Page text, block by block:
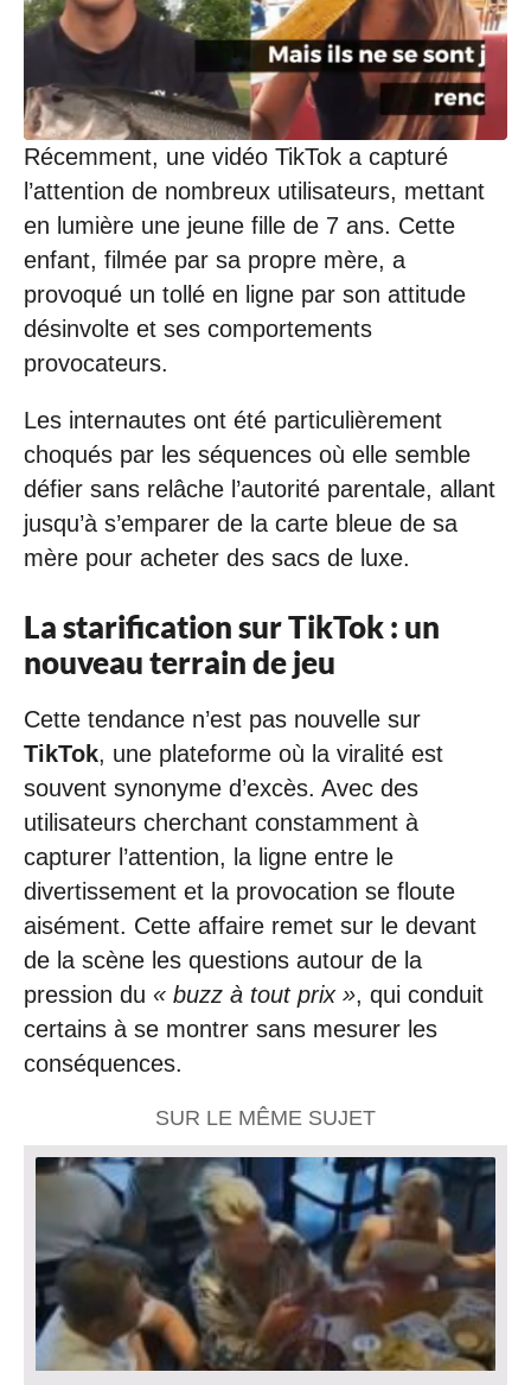
Récemment, une vidéo TikTok a capturé
l’attention de nombreux utilisateurs, mettant
en lumière une jeune fille de 7 ans. Cette
enfant, filmée par sa propre mère, a
provoqué un tollé en ligne par son attitude
désinvolte et ses comportements
provocateurs.
Les internautes ont été particulièrement
choqués par les séquences où elle semble
défier sans relâche l’autorité parentale, allant
jusqu’à s’emparer de la carte bleue de sa
mère pour acheter des sacs de luxe.
La starification sur TikTok : un
nouveau terrain de jeu
Cette tendance n’est pas nouvelle sur
TikTok, une plateforme où la viralité est
souvent synonyme d’excès. Avec des
utilisateurs cherchant constamment à
capturer l’attention, la ligne entre le
divertissement et la provocation se floute
aisément. Cette affaire remet sur le devant
de la scène les questions autour de la
pression du « buzz à tout prix », qui conduit
certains à se montrer sans mesurer les
conséquences.
SUR LE MÊME SUJET